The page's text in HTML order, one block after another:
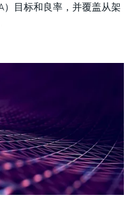
）目标和良率，并覆盖从架